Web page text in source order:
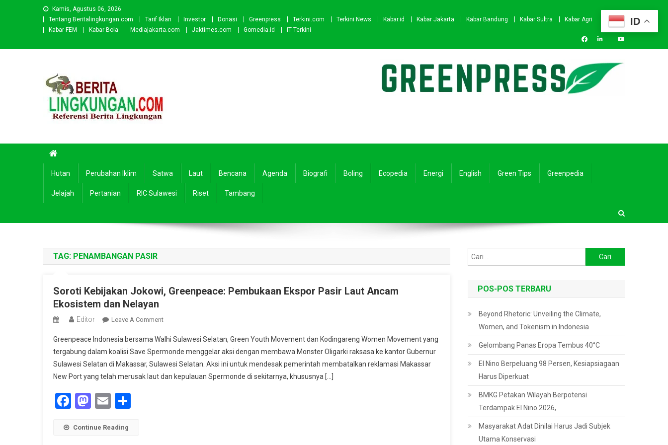
Kamis, Agustus 06, 2026
Tentang Beritalingkungan.com
Tarif Iklan Investor Donasi Greenpress Terkini.com Terkini News Kabar.id Kabar Jakarta Kabar Bandung Kabar Sultra
Kabar Agri
Kabar FEM
Kabar Bola Mediajakarta.com Jaktimes.com Gomedia.id IT Terkini
Hutan Perubahan Iklim Satwa Laut Bencana Agenda Biografi Boling Ecopedia Energi English Green Tips Greenpedia
Jelajah Pertanian RIC Sulawesi Riset Tambang
TAG: PENAMBANGAN PASIR
Soroti Kebijakan Jokowi, Greenpeace: Pembukaan Ekspor Pasir Laut Ancam
Ekosistem dan Nelayan
Editor Leave A CommentOn
Kebijakan
Jokowi,
Greenpeace:
Pembukaan
Greenpeace Indonesia bersama Walhi Sulawesi Selatan, Green Youth Movement dan Kodingareng Women Movement yang
tergabung dalam koalisi Save Spermonde menggelar aksi dengan membawa Monster Oligarki raksasa ke kantor Gubernur
Sulawesi Selatan di Makassar, Sulawesi Selatan. Aksi ini untuk mendesak pemerintah membatalkan reklamasi Makassar
New Port yang telah merusak laut dan kepulauan Spermonde di sekitarnya, khususnya […]
Facebook
Mastodon
Email
Continue Reading
untuk:
POS-POS TERBARU
Beyond Rhetoric: Unveiling the Climate,
Women, and Tokenism in Indonesia
Gelombang Panas Eropa Tembus 40°C
El Nino Berpeluang 98 Persen, Kesiapsiagaan
Harus Diperkuat
BMKG Petakan Wilayah Berpotensi
Terdampak El Nino 2026,
Masyarakat Adat Dinilai Harus Jadi Subjek
Utama Konservasi
ID